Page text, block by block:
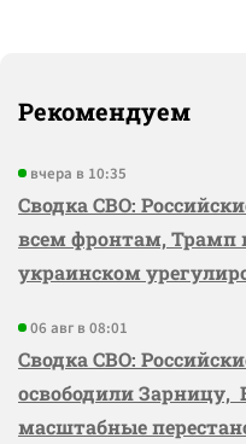
Рекомендуем
вчера в 10:35
Сводка СВО:
всем фронтам, Трамп
украинском
06 авг в 08:01
Сводка СВО:
освободили
масштабные